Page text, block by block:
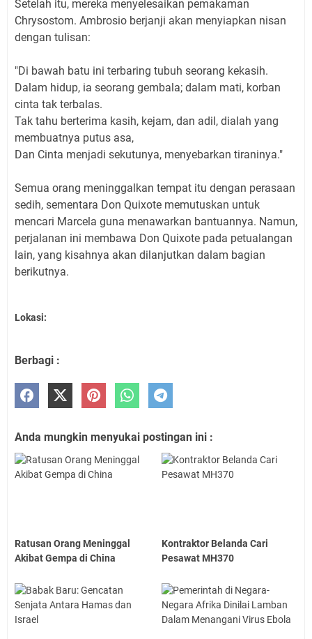
Setelah itu, mereka menyelesaikan pemakaman
Chrysostom. Ambrosio berjanji akan menyiapkan nisan
dengan tulisan:
"Di bawah batu ini terbaring tubuh seorang kekasih.
Dalam hidup, ia seorang gembala; dalam mati, korban
cinta tak terbalas.
Tak tahu berterima kasih, kejam, dan adil, dialah yang
membuatnya putus asa,
Dan Cinta menjadi sekutunya, menyebarkan tiraninya."
Semua orang meninggalkan tempat itu dengan perasaan
sedih, sementara Don Quixote memutuskan untuk
mencari Marcela guna menawarkan bantuannya. Namun,
perjalanan ini membawa Don Quixote pada petualangan
lain, yang kisahnya akan dilanjutkan dalam bagian
berikutnya.
Lokasi:
Berbagi :
Anda mungkin menyukai postingan ini :
Ratusan Orang Meninggal
Akibat Gempa di China
Kontraktor Belanda Cari
Pesawat MH370